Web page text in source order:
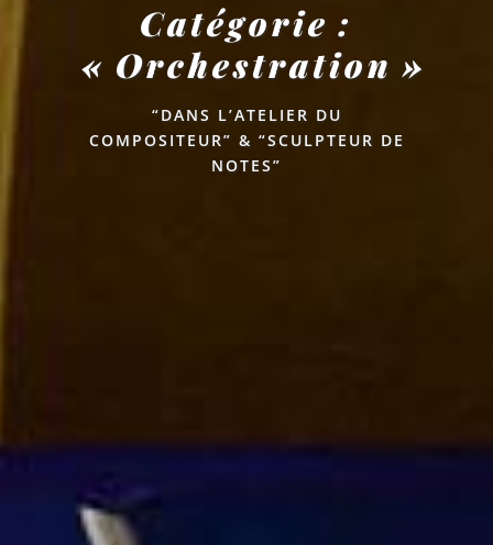
Catégorie :
« Orchestration »
“DANS L’ATELIER DU
COMPOSITEUR” & “SCULPTEUR DE
NOTES”